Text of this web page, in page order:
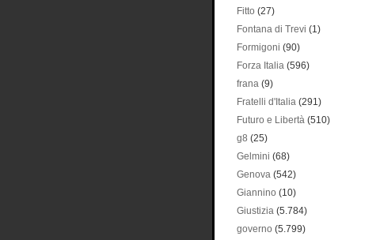
Fitto (27)
Fontana di Trevi (1)
Formigoni (90)
Forza Italia (596)
frana (9)
Fratelli d'Italia (291)
Futuro e Libertà (510)
g8 (25)
Gelmini (68)
Genova (542)
Giannino (10)
Giustizia (5.784)
governo (5.799)